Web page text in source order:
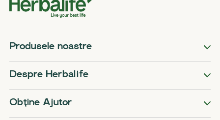
Produsele noastre
Despre Herbalife
Obține Ajutor